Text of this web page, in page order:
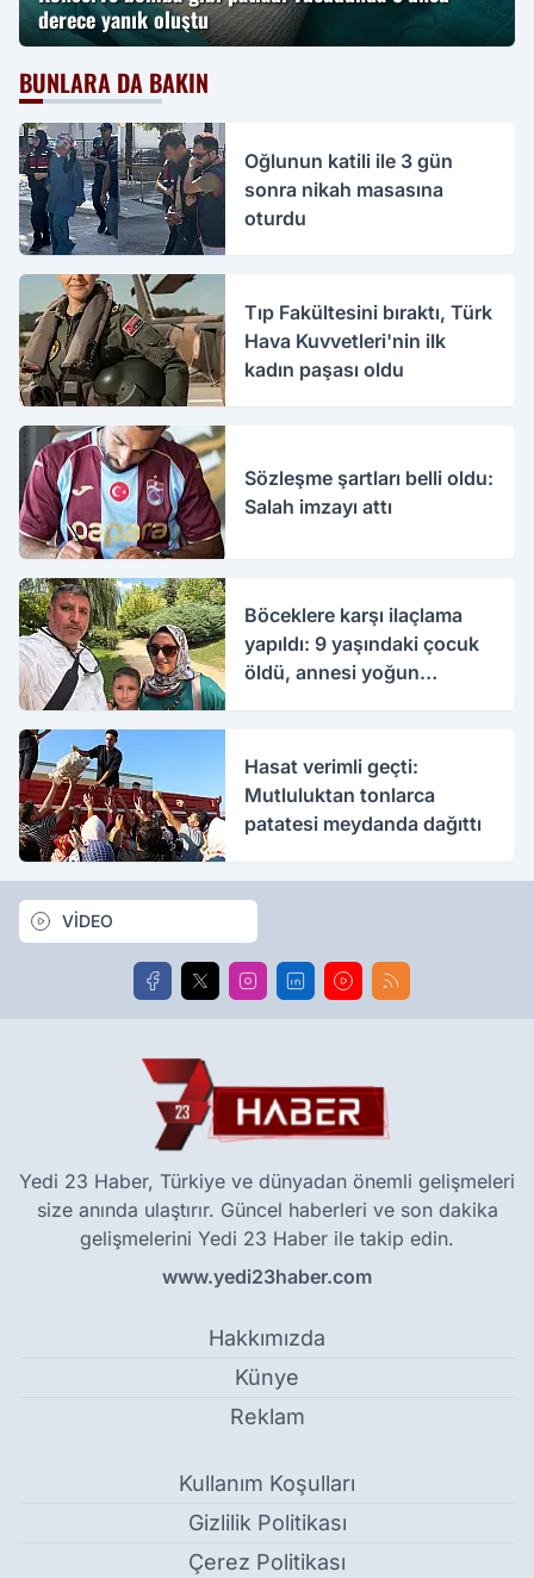
derece yanık oluştu
BUNLARA DA BAKIN
Oğlunun katili ile 3 gün
sonra nikah masasına
oturdu
Tıp Fakültesini bıraktı, Türk
Hava Kuvvetleri'nin ilk
kadın paşası oldu
Sözleşme şartları belli oldu:
Salah imzayı attı
Böceklere karşı ilaçlama
yapıldı: 9 yaşındaki çocuk
öldü, annesi yoğun
Hasat verimli geçti:
Mutluluktan tonlarca
patatesi meydanda dağıttı
VİDEO
Yedi 23 Haber, Türkiye ve dünyadan önemli gelişmeleri
size anında ulaştırır. Güncel haberleri ve son dakika
gelişmelerini Yedi 23 Haber ile takip edin.
www.yedi23haber.com
Hakkımızda
Künye
Reklam
Kullanım Koşulları
Gizlilik Politikası
Çerez Politikası